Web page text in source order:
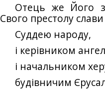
Отець же Його
Свого престолу
Суддею народу,
і керівником
і начальником
будівничим